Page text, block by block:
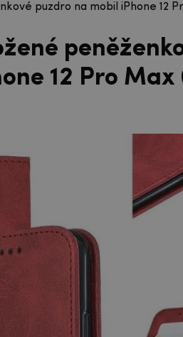
puzdro na mobil iPhone 12
12 Pro Max